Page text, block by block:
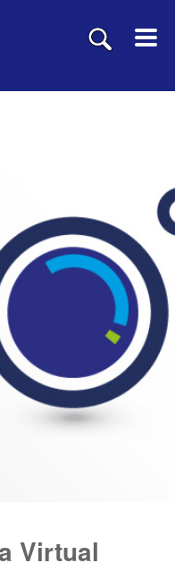
Virtual